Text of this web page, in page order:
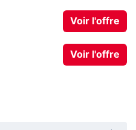
Voir l'offre
Voir l'offre